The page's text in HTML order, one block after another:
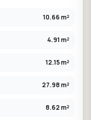
10.66 m²
4.91 m²
12.15 m²
27.98 m²
8.62 m²